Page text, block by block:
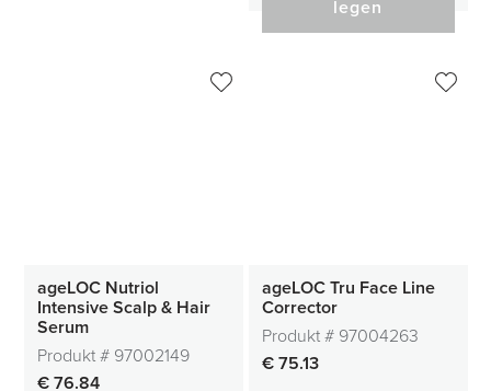
legen
ageLOC Nutriol
Intensive Scalp & Hair
Serum
Produkt # 97002149
€ 76.84
ageLOC Tru Face Line
Corrector
Produkt # 97004263
€ 75.13